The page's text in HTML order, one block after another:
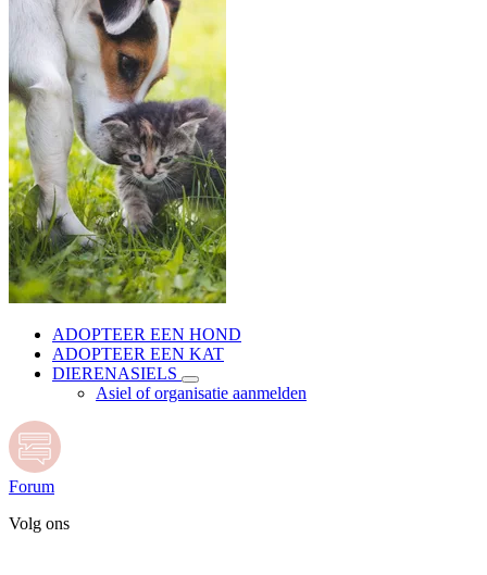
ADOPTEER EEN HOND
ADOPTEER EEN KAT
DIERENASIELS
Asiel of organisatie aanmelden
Forum
Volg ons